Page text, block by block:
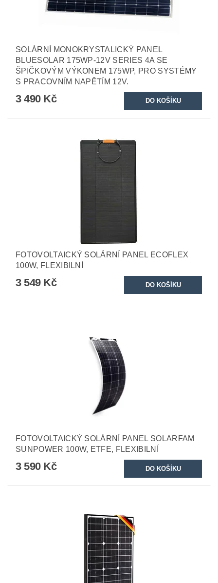
SOLÁRNÍ MONOKRYSTALICKÝ PANEL
BLUESOLAR 175WP-12V SERIES 4A SE
ŠPIČKOVÝM VÝKONEM 175WP, PRO SYSTÉMY
S PRACOVNÍM NAPĚTÍM 12V.
3 490 Kč
FOTOVOLTAICKÝ SOLÁRNÍ PANEL ECOFLEX
100W, FLEXIBILNÍ
3 549 Kč
FOTOVOLTAICKÝ SOLÁRNÍ PANEL SOLARFAM
SUNPOWER 100W, ETFE, FLEXIBILNÍ
3 590 Kč